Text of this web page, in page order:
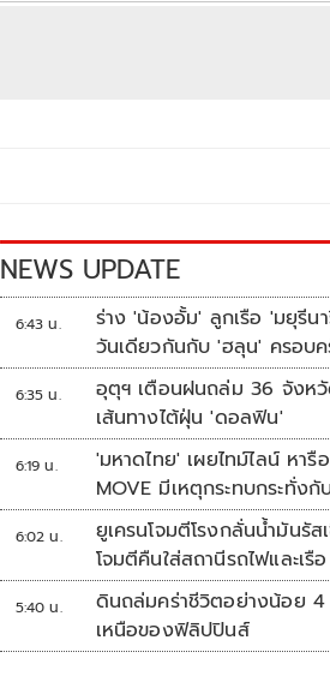
NEWS UPDATE
6:43 น.
ร่าง 'น้องอั้ม' ลูกเรือ 'มยุรีนารี' ถึงบ้
วันเดียวกันกับ 'ฮลุน' ครอบค
เผยฝันอยากเป็นทหารเรือ
6:35 น.
อุตุฯ เตือนฝนถล่ม 36 จังห
เส้นทางไต้ฝุ่น 'ดอลฟิน'
6:19 น.
'มหาดไทย' เผยไทม์ไลน์ หา
MOVE มีเหตุกระทบกระทั่ง
พาส่งขึ้นรถกลับ
6:02 น.
ยูเครนโจมตีโรงกลั่นน้ำมันรัส
โจมตีคืนใส่สถานีรถไฟและเรือ
5:40 น.
ดินถล่มคร่าชีวิตอย่างน้อย 4
เหนือของฟิลิปปินส์